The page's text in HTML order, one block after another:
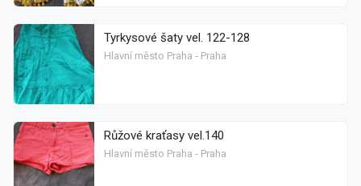
Tyrkysové šaty vel. 122-128
Hlavní město Praha - Praha
Růžové kraťasy vel.140
Hlavní město Praha - Praha